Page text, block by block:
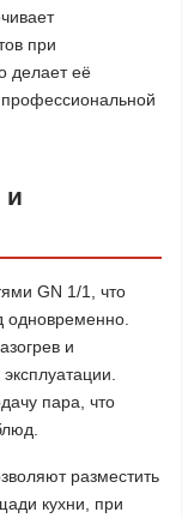
при
делает её
и
GN 1/1, что
одновременно.
и
пара, что
разместить
кухни, при